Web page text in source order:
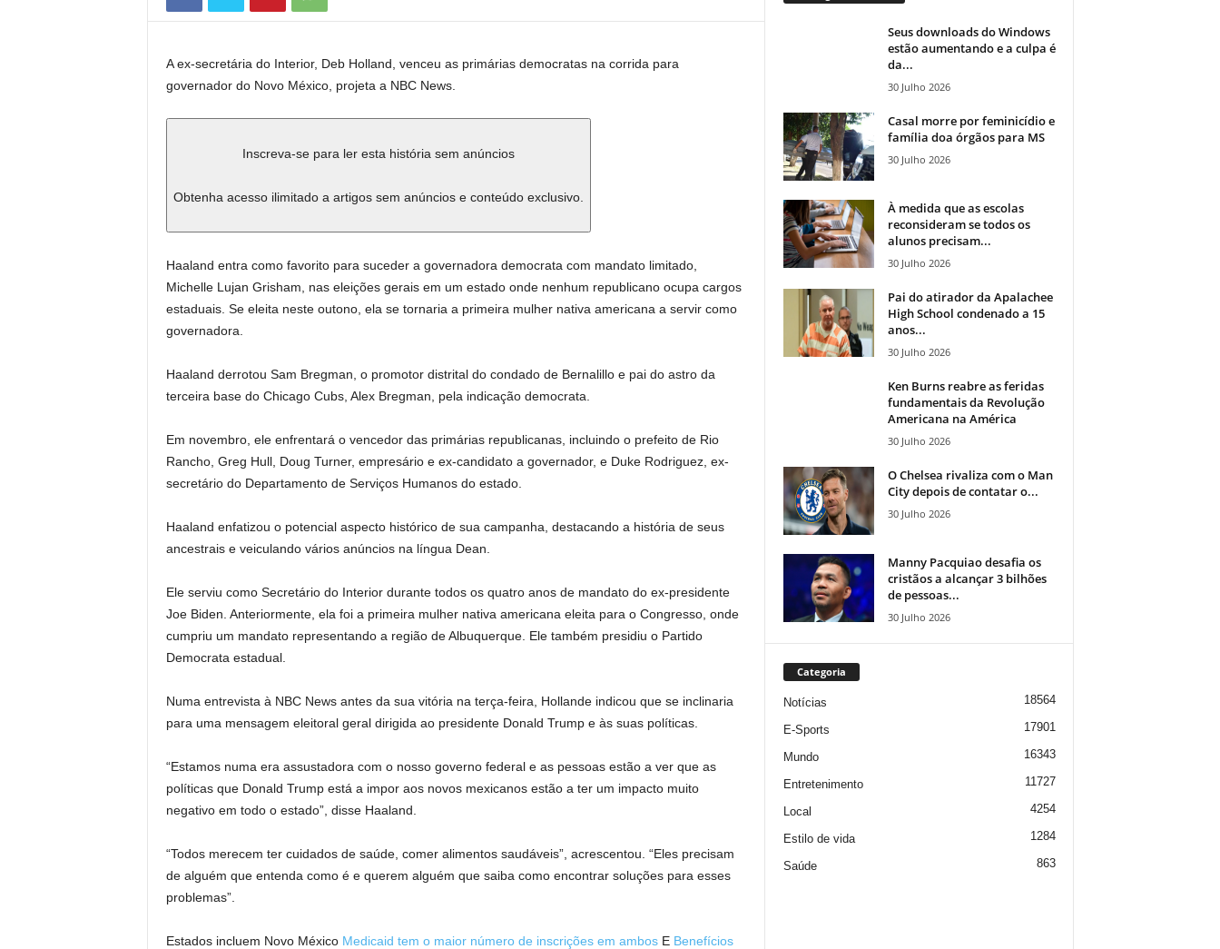
A ex-secretária do Interior, Deb Holland, venceu as primárias democratas na corrida para
governador do Novo México, projeta a NBC News.
Inscreva-se para ler esta história sem anúncios
Obtenha acesso ilimitado a artigos sem anúncios e conteúdo exclusivo.
Haaland entra como favorito para suceder a governadora democrata com mandato limitado,
Michelle Lujan Grisham, nas eleições gerais em um estado onde nenhum republicano ocupa cargos
estaduais. Se eleita neste outono, ela se tornaria a primeira mulher nativa americana a servir como
governadora.
Haaland derrotou Sam Bregman, o promotor distrital do condado de Bernalillo e pai do astro da
terceira base do Chicago Cubs, Alex Bregman, pela indicação democrata.
Em novembro, ele enfrentará o vencedor das primárias republicanas, incluindo o prefeito de Rio
Rancho, Greg Hull, Doug Turner, empresário e ex-candidato a governador, e Duke Rodriguez, ex-
secretário do Departamento de Serviços Humanos do estado.
Haaland enfatizou o potencial aspecto histórico de sua campanha, destacando a história de seus
ancestrais e veiculando vários anúncios na língua Dean.
Ele serviu como Secretário do Interior durante todos os quatro anos de mandato do ex-presidente
Joe Biden. Anteriormente, ela foi a primeira mulher nativa americana eleita para o Congresso, onde
cumpriu um mandato representando a região de Albuquerque. Ele também presidiu o Partido
Democrata estadual.
Numa entrevista à NBC News antes da sua vitória na terça-feira, Hollande indicou que se inclinaria
para uma mensagem eleitoral geral dirigida ao presidente Donald Trump e às suas políticas.
“Estamos numa era assustadora com o nosso governo federal e as pessoas estão a ver que as
políticas que Donald Trump está a impor aos novos mexicanos estão a ter um impacto muito
negativo em todo o estado”, disse Haaland.
“Todos merecem ter cuidados de saúde, comer alimentos saudáveis”, acrescentou. “Eles precisam
de alguém que entenda como é e querem alguém que saiba como encontrar soluções para esses
problemas”.
Estados incluem Novo México Medicaid tem o maior número de inscrições em ambosE Benefícios
Seus downloads do Windows
estão aumentando e a culpa é
da...
30 Julho 2026
Casal morre por feminicídio e
família doa órgãos para MS
30 Julho 2026
À medida que as escolas
reconsideram se todos os
alunos precisam...
30 Julho 2026
Pai do atirador da Apalachee
High School condenado a 15
anos...
30 Julho 2026
Ken Burns reabre as feridas
fundamentais da Revolução
Americana na América
30 Julho 2026
O Chelsea rivaliza com o Man
City depois de contatar o...
30 Julho 2026
Manny Pacquiao desafia os
cristãos a alcançar 3 bilhões
de pessoas...
30 Julho 2026
Categoria
Notícias 18564
E-Sports 17901
Mundo 16343
Entretenimento 11727
Local 4254
Estilo de vida 1284
Saúde 863